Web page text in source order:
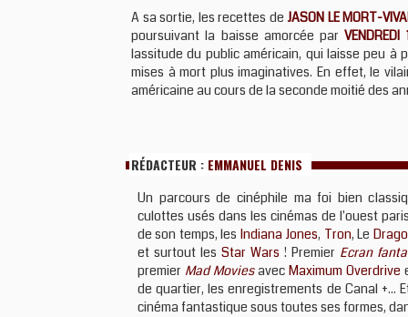
A sa sortie, les recettes deJASON LE MORT-
poursuivant la baisse amorcée par
lassitude du public américain, qui laisse peu à
mises à mort plus imaginatives. En effet, le
américaine au cours de la seconde moitié des
RÉDACTEUR : EMMANUEL DENIS
Un parcours de cinéphile ma foi bien
culottes usés dans les cinémas de l'ouest
de son temps, les Indiana Jones, Tron, Le
et surtout les Star Wars ! Premier Ecran
premier Mad Moviesavec Maximum Overdrive
de quartier, les enregistrements de Canal +...
cinéma fantastique sous toutes ses formes,